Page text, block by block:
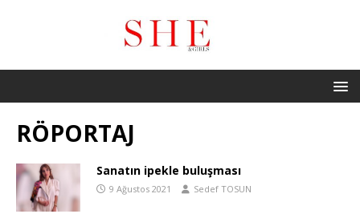
RÖPORTAJ
Sanatın ipekle buluşması
9 Ağustos 2021 Sedef TOSUN